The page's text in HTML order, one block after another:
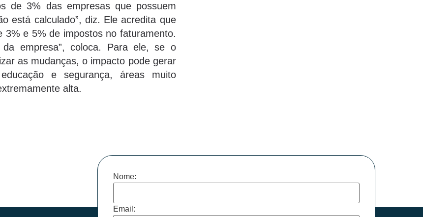
de 3% das empresas que possuem
está calculado”, diz. Ele acredita que
3% e 5% de impostos no faturamento.
empresa”, coloca. Para ele, se o
as mudanças, o impacto pode gerar
e segurança, áreas muito
alta.
Nome:
Email: